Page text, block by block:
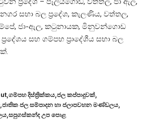
සභා බල ප්‍රදේශ, කැලණිය, වත්තල,
ජා-ඇල, කටුනායක, මිනුවන්ගොඩ
ප්‍රදේශය සහ ගම්පහ ප්‍රාදේශීය සභා බල
ගම්පහ දිස්ත්‍රික්කය ජල කප්පාදුවක්
ජාතික ජල සම්පාදන හා ජලාපවහන මණ්ඩලය
සපුගස්කන්ද උප පොළ